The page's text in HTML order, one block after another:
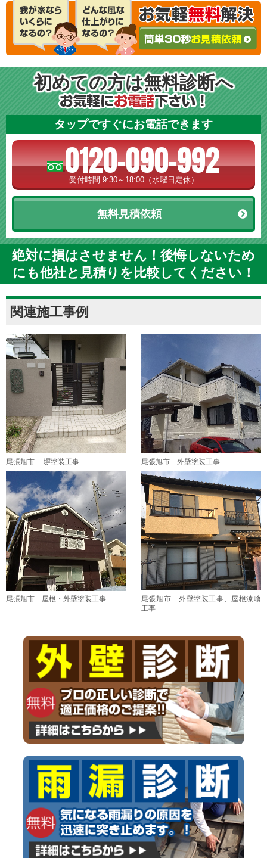
初めての方は無料診断へ
タップですぐにお電話できます
0120-090-992
受付時間 9:30～18:00（水曜日定休）
無料見積依頼
絶対に損はさせません！後悔しないため
にも他社と見積りを比較してください！
関連施工事例
尾張旭市 塀塗装工事 尾張旭市 外壁塗装工事
尾張旭市 屋根・外壁塗装工事
尾張旭市 外壁塗装工事、屋根漆喰
工事